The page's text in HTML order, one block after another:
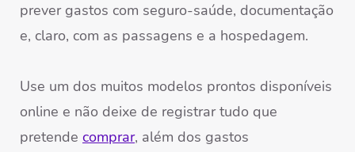
prever gastos com seguro-saúde, documentação
e, claro, com as passagens e a hospedagem.
Use um dos muitos modelos prontos disponíveis
online e não deixe de registrar tudo que
pretende comprar, além dos gastos